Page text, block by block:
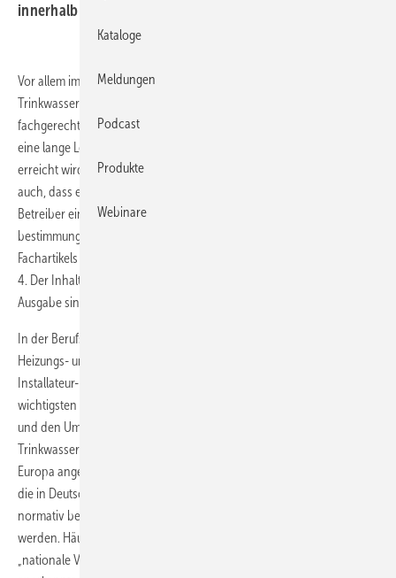
innerhalb und Rohrleitungen außerhalb von Gebäuden.
Vor allem im Interesse der Auftraggeber und Betreiber von
Trinkwasser-Installationen müssen Installations-Arbeiten so
fachgerecht ausgeführt und Materialien so gewählt werden, dass für
eine lange Lebensdauer eine sichere und wirtschaftliche Nutzung
erreicht wird. Voraussetzung für eine fachgerechte Installation ist aber
auch, dass eine qualifizierte Planung und nach der Übergabe an den ­
Betreiber eine regelmäßige Instandhaltung sowie ein
bestimmungsgemäßer Betrieb erfolgt. Als Grundlage dieses
Fachartikels dient der DIN/Beuth/ZVSHK-Kommentar zur DIN EN 806-
4. Der Inhalt der Mitgliederausgabe des ZVSHK und der DIN/Beuth-
Ausgabe sind identisch (
In der Berufsausbildung zum Anlagenmechaniker für Sanitär-,
Heizungs- und Klimatechnik und in der Meisterprüfungsausbildung im
Installateur- und Heizungsbauerhandwerk werden in Deutschland die
wichtigsten Grundlagen für eine Installation bzw. für die Verarbeitung
und den Umgang mit den unterschiedlichen Werkstoffen einer
Trinkwasser­installation vermittelt. In der DIN EN 806-4, die in ganz
Europa angewendet werden soll, sind viele der Installationstechniken,
die in Deutschland in der Berufsausbildung vermittelt werden,
normativ beschrieben und sollen somit einheitlich angewendet
werden. Häufiger wird in den einzelnen Abschnitten der Norm auf
„nationale Vorschriften“ verwiesen. Im Sinne dieser Norm sind dies
Kataloge
Meldungen
Podcast
Produkte
Webinare